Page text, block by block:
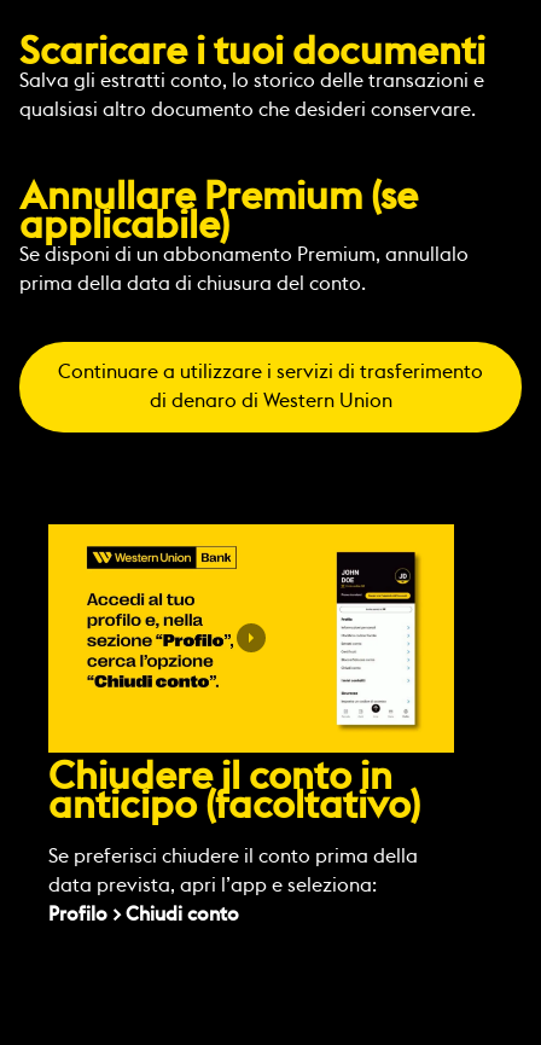
Scaricare i tuoi documenti
Salva gli estratti conto, lo storico delle transazioni e
qualsiasi altro documento che desideri conservare.
Annullare Premium (se
applicabile)
Se disponi di un abbonamento Premium, annullalo
prima della data di chiusura del conto.
Continuare a utilizzare i servizi di trasferimento
di denaro di Western Union
Chiudere il conto in
anticipo (facoltativo)
Se preferisci chiudere il conto prima della
data prevista, apri l’app e seleziona:
Profilo > Chiudi conto